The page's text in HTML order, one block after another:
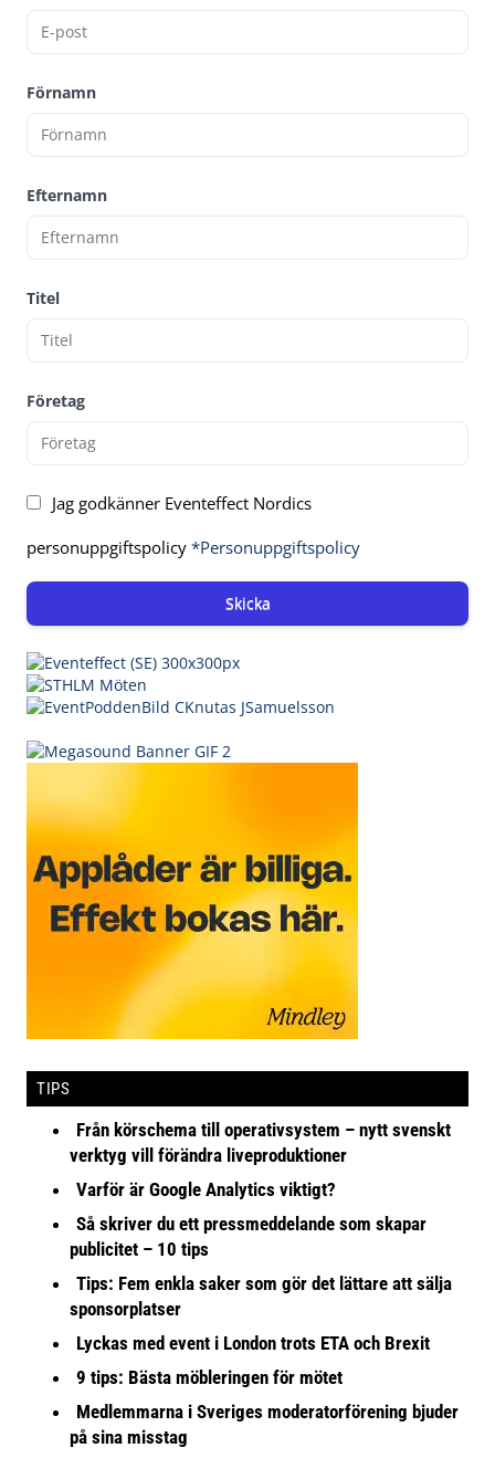
Förnamn
Efternamn
Titel
Företag
Jag godkänner Eventeffect Nordics
personuppgiftspolicy *Personuppgiftspolicy
Skicka
TIPS
Från körschema till operativsystem – nytt svenskt
verktyg vill förändra liveproduktioner
Varför är Google Analytics viktigt?
Så skriver du ett pressmeddelande som skapar
publicitet – 10 tips
Tips: Fem enkla saker som gör det lättare att sälja
sponsorplatser
Lyckas med event i London trots ETA och Brexit
9 tips: Bästa möbleringen för mötet
Medlemmarna i Sveriges moderatorförening bjuder
på sina misstag